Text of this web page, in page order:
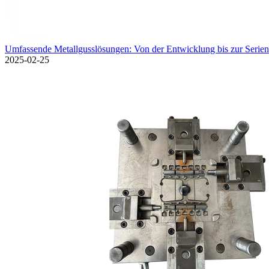
Umfassende Metallgusslösungen: Von der Entwicklung bis zur
2025-02-25